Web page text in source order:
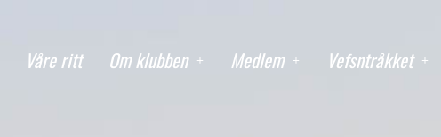
Våre ritt Om klubben Medlem Vefsntråkket